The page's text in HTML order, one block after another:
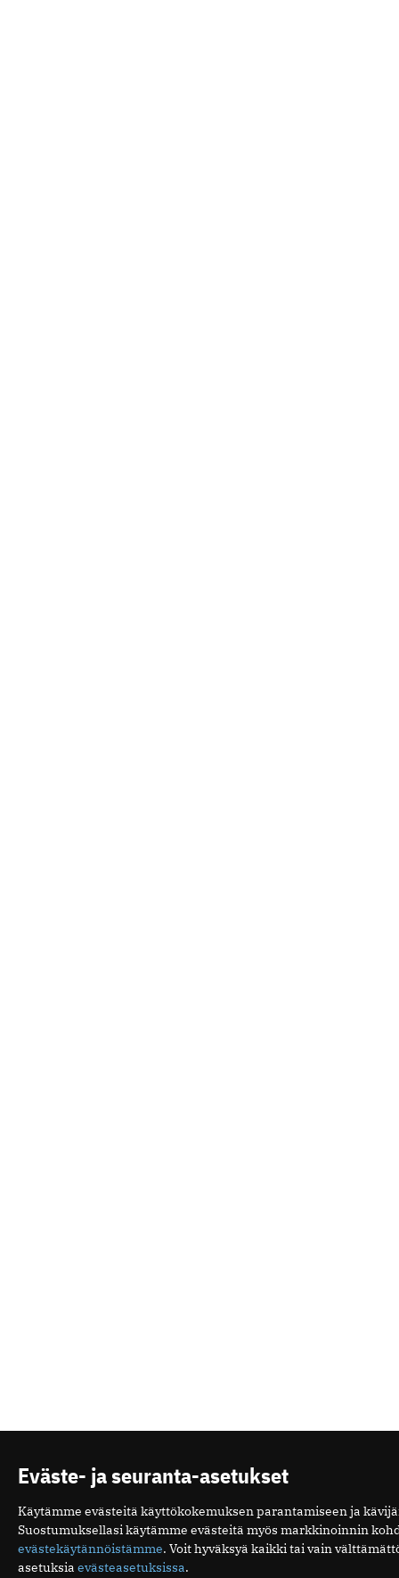
Eväste- ja seuranta-asetukset
Käytämme evästeitä käyttökokemuksen parantamiseen ja
Suostumuksellasi käytämme evästeitä myös markkinoinnin
evästekäytännöistämme. Voit hyväksyä kaikki tai vain
asetuksia evästeasetuksissa.